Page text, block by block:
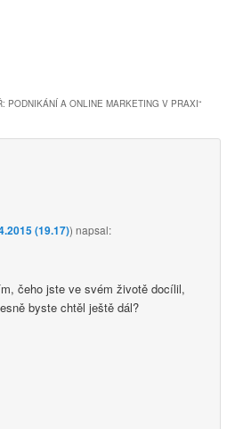
PODNIKÁNÍ A ONLINE MARKETING V PRAXI“
(19.17))napsal:
čeho jste ve svém životě docílil,
byste chtěl ještě dál?